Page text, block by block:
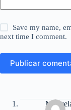
Save my name,
next time I comment.
Publicar